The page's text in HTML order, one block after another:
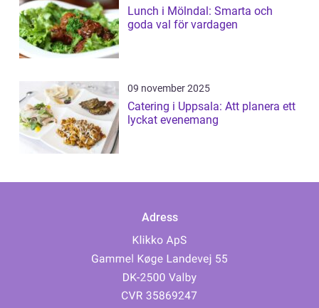
Lunch i Mölndal: Smarta och
goda val för vardagen
09 november 2025
Catering i Uppsala: Att planera ett
lyckat evenemang
Adress